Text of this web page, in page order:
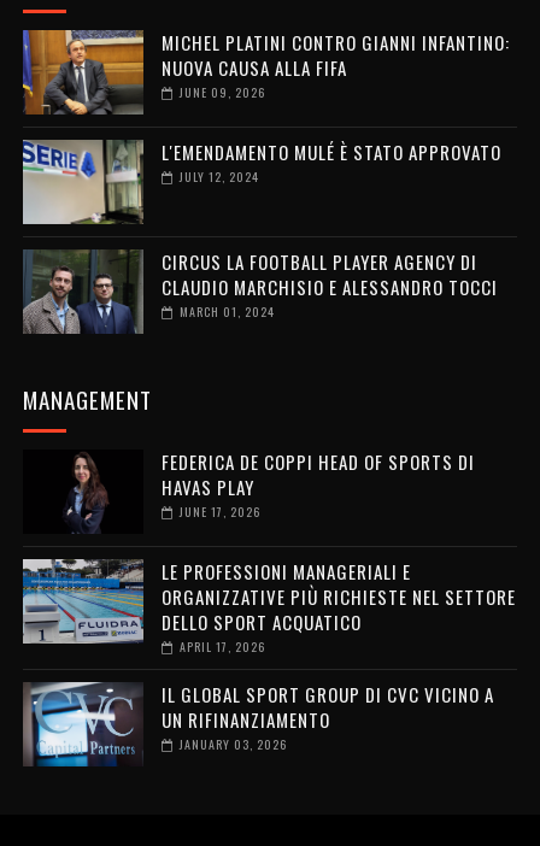
MICHEL PLATINI CONTRO GIANNI INFANTINO:
NUOVA CAUSA ALLA FIFA
JUNE 09, 2026
L'EMENDAMENTO MULÉ È STATO APPROVATO
JULY 12, 2024
CIRCUS LA FOOTBALL PLAYER AGENCY DI
CLAUDIO MARCHISIO E ALESSANDRO TOCCI
MARCH 01, 2024
MANAGEMENT
FEDERICA DE COPPI HEAD OF SPORTS DI
HAVAS PLAY
JUNE 17, 2026
LE PROFESSIONI MANAGERIALI E
ORGANIZZATIVE PIÙ RICHIESTE NEL SETTORE
DELLO SPORT ACQUATICO
APRIL 17, 2026
IL GLOBAL SPORT GROUP DI CVC VICINO A
UN RIFINANZIAMENTO
JANUARY 03, 2026